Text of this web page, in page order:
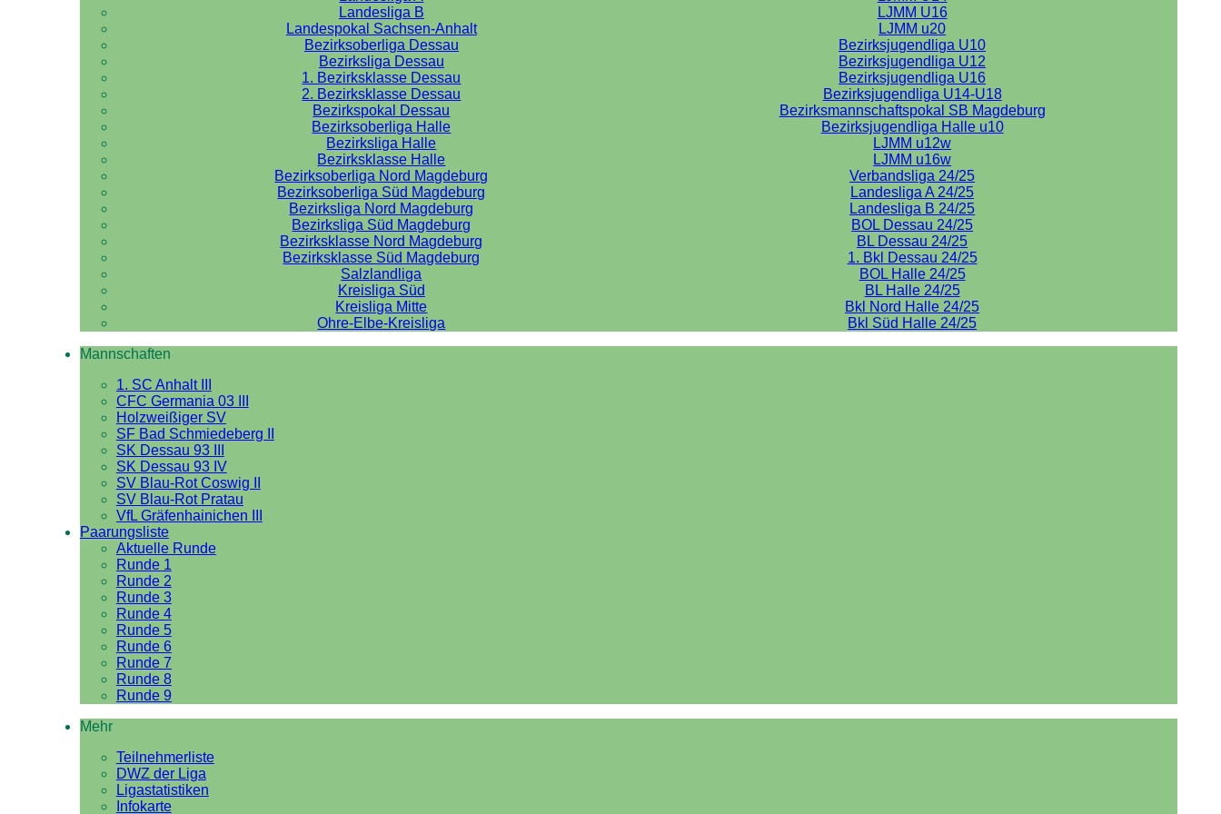
Landesliga B
LJMM U16
Landespokal Sachsen-Anhalt
LJMM u20
Bezirksoberliga Dessau
Bezirksjugendliga U10
Bezirksliga Dessau
Bezirksjugendliga U12
1. Bezirksklasse Dessau
Bezirksjugendliga U16
2. Bezirksklasse Dessau
Bezirksjugendliga U14-U18
Bezirkspokal Dessau
Bezirksmannschaftspokal SB Magdeburg
Bezirksoberliga Halle
Bezirksjugendliga Halle u10
Bezirksliga Halle
LJMM u12w
Bezirksklasse Halle
LJMM u16w
Bezirksoberliga Nord Magdeburg
Verbandsliga 24/25
Bezirksoberliga Süd Magdeburg
Landesliga A 24/25
Bezirksliga Nord Magdeburg
Landesliga B 24/25
Bezirksliga Süd Magdeburg
BOL Dessau 24/25
Bezirksklasse Nord Magdeburg
BL Dessau 24/25
Bezirksklasse Süd Magdeburg
1. Bkl Dessau 24/25
Salzlandliga
BOL Halle 24/25
Kreisliga Süd
BL Halle 24/25
Kreisliga Mitte
Bkl Nord Halle 24/25
Ohre-Elbe-Kreisliga
Bkl Süd Halle 24/25
Mannschaften
1. SC Anhalt III
CFC Germania 03 III
Holzweißiger SV
SF Bad Schmiedeberg II
SK Dessau 93 III
SK Dessau 93 IV
SV Blau-Rot Coswig II
SV Blau-Rot Pratau
VfL Gräfenhainichen III
Paarungsliste
Aktuelle Runde
Runde 1
Runde 2
Runde 3
Runde 4
Runde 5
Runde 6
Runde 7
Runde 8
Runde 9
Mehr
Teilnehmerliste
DWZ der Liga
Ligastatistiken
Infokarte